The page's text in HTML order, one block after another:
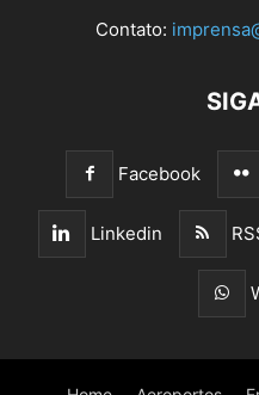
Contato:
Facebook
Linkedin